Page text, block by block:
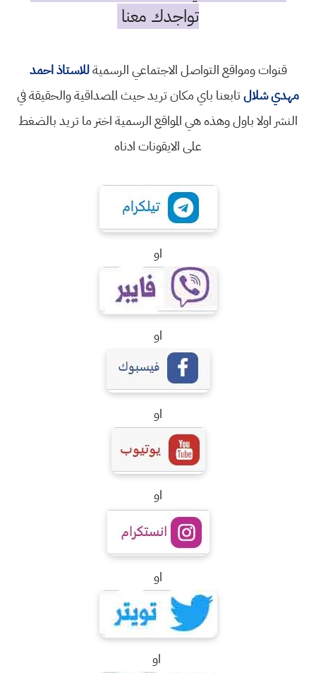
تواجدك معنا
قنوات ومواقع التواصل الاجتماعي الرسميةللاستاذ احمد
مهدي شلالتابعنا باي مكان تريد حيث المصداقية والحقيقة في
النشر اولا باول وهذه هي المواقع الرسمية اختر ما تريد بالضغط
على الايقونات ادناه
او
او
او
او
او
او